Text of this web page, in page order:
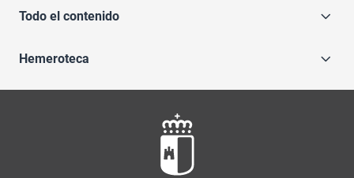
Todo el contenido
Hemeroteca